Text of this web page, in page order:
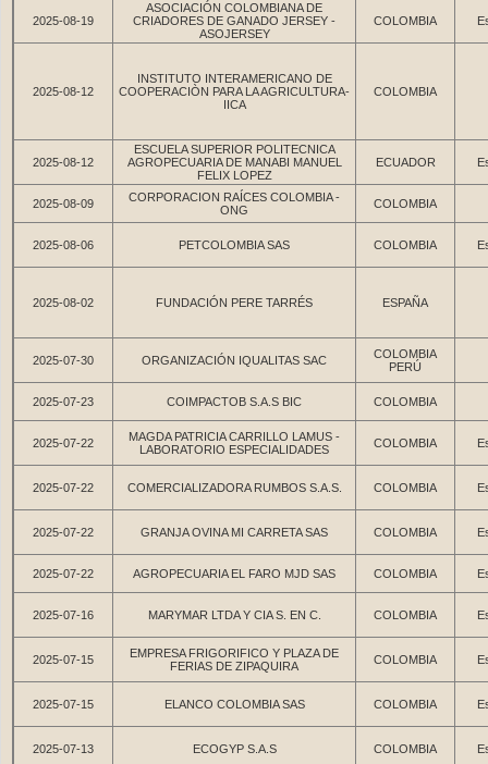
2025-08-19
ASOCIACIÓN COLOMBIANA DE
CRIADORES DE GANADO JERSEY -
ASOJERSEY
COLOMBIA
2025-08-12
INSTITUTO INTERAMERICANO DE
COOPERACIÒN PARA LA AGRICULTURA-
IICA
COLOMBIA
2025-08-12
ESCUELA SUPERIOR POLITECNICA
AGROPECUARIA DE MANABI MANUEL
FELIX LOPEZ
ECUADOR
2025-08-09
CORPORACION RAÍCES COLOMBIA -
ONG
COLOMBIA
2025-08-06 PETCOLOMBIA SAS COLOMBIA
2025-08-02 FUNDACIÓN PERE TARRÉS ESPAÑA
2025-07-30 ORGANIZACIÓN IQUALITAS SAC
COLOMBIA
PERÚ
2025-07-23 COIMPACTOB S.A.S BIC COLOMBIA
2025-07-22
MAGDA PATRICIA CARRILLO LAMUS -
LABORATORIO ESPECIALIDADES
COLOMBIA
2025-07-22 COMERCIALIZADORA RUMBOS S.A.S. COLOMBIA
2025-07-22 GRANJA OVINA MI CARRETA SAS COLOMBIA
2025-07-22 AGROPECUARIA EL FARO MJD SAS COLOMBIA
2025-07-16 MARYMAR LTDA Y CIA S. EN C. COLOMBIA
2025-07-15
EMPRESA FRIGORIFICO Y PLAZA DE
FERIAS DE ZIPAQUIRA
COLOMBIA
2025-07-15 ELANCO COLOMBIA SAS COLOMBIA
2025-07-13 ECOGYP S.A.S COLOMBIA